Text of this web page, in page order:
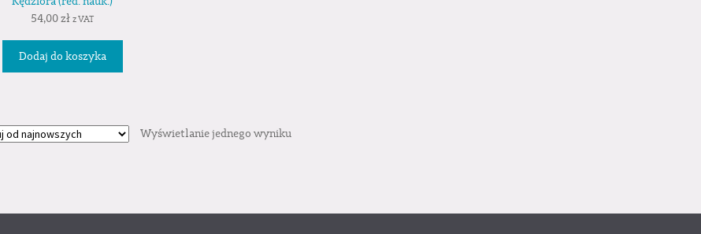
54,00zł z VAT
Dodaj do koszyka
Wyświetlanie jednego wyniku